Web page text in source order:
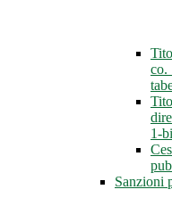
co.
1-
Sanzioni